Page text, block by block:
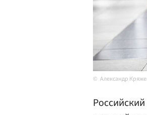
Александр